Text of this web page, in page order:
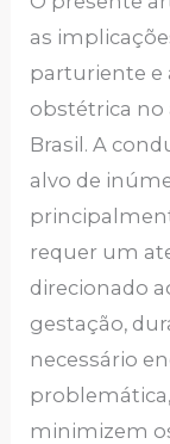
as
parturiente e
obstétrica no
Brasil. A
alvo de
requer um
direcionado
gestação,
necessário
minimizem